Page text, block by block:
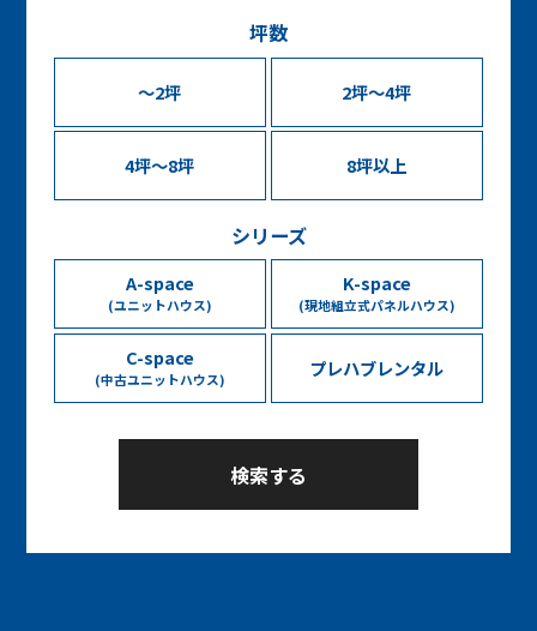
坪数
〜2坪 2坪〜4坪
4坪〜8坪 8坪以上
シリーズ
A-space
(ユニットハウス)
K-space
(現地組立式パネルハウス)
C-space
(中古ユニットハウス) プレハブレンタル